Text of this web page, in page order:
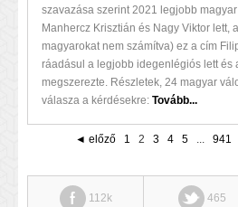
szavazása szerint 2021 legjobb
Manhercz Krisztián és Nagy Viktor lett,
magyarokat nem számítva) ez a cím
ráadásul a legjobb idegenlégiós lett és
megszerezte. Részletek, 24 magyar
válasza a kérdésekre: Tovább...
◄ előző 1 2 3 4 5 ... 941
112k 465